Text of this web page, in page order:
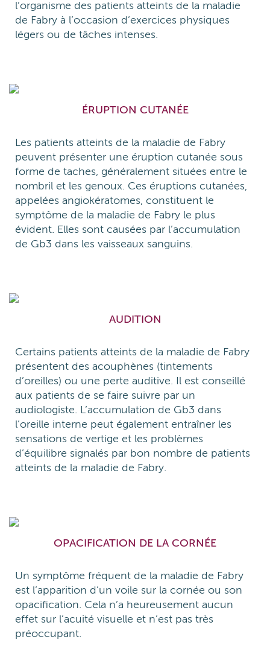
l’organisme des patients atteints de la maladie
de Fabry à l’occasion d’exercices physiques
légers ou de tâches intenses.
ÉRUPTION CUTANÉE
Les patients atteints de la maladie de Fabry
peuvent présenter une éruption cutanée sous
forme de taches, généralement situées entre le
nombril et les genoux. Ces éruptions cutanées,
appelées angiokératomes, constituent le
symptôme de la maladie de Fabry le plus
évident. Elles sont causées par l’accumulation
de Gb3 dans les vaisseaux sanguins.
AUDITION
Certains patients atteints de la maladie de Fabry
présentent des acouphènes (tintements
d’oreilles) ou une perte auditive. Il est conseillé
aux patients de se faire suivre par un
audiologiste. L’accumulation de Gb3 dans
l’oreille interne peut également entraîner les
sensations de vertige et les problèmes
d’équilibre signalés par bon nombre de patients
atteints de la maladie de Fabry.
OPACIFICATION DE LA CORNÉE
Un symptôme fréquent de la maladie de Fabry
est l’apparition d’un voile sur la cornée ou son
opacification. Cela n’a heureusement aucun
effet sur l’acuité visuelle et n’est pas très
préoccupant.